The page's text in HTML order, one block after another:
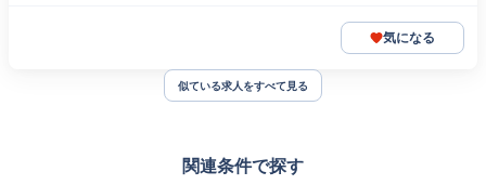
気になる
似ている求人をすべて見る
関連条件で探す